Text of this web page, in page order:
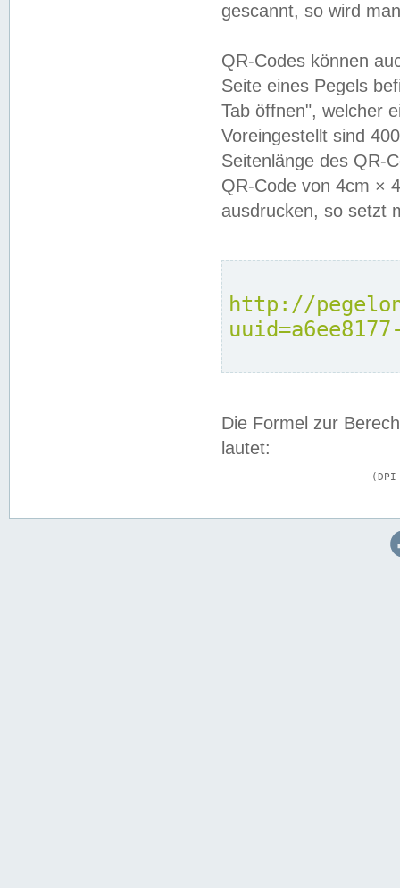
gescannt, so wird
QR-Codes können
Seite eines Pegels
Tab öffnen", welcher
Voreingestellt sind
Seitenlänge des QR-
QR-Code von 4cm ×
ausdrucken, so setzt
http://
Die Formel zur
lautet: